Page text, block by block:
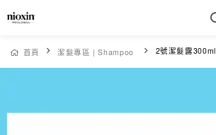
首頁 潔髮專區 | Shampoo 2號潔髮露300ml